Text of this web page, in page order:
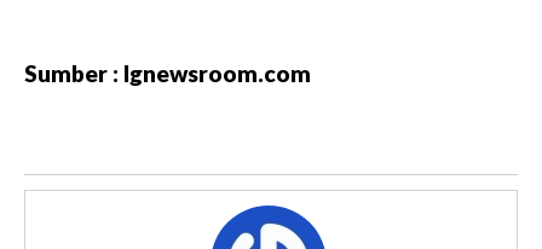
Sumber : lgnewsroom.com